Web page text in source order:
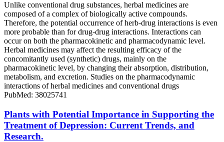
Unlike conventional drug substances, herbal medicines are
composed of a complex of biologically active compounds.
Therefore, the potential occurrence of herb-drug interactions is even
more probable than for drug-drug interactions. Interactions can
occur on both the pharmacokinetic and pharmacodynamic level.
Herbal medicines may affect the resulting efficacy of the
concomitantly used (synthetic) drugs, mainly on the
pharmacokinetic level, by changing their absorption, distribution,
metabolism, and excretion. Studies on the pharmacodynamic
interactions of herbal medicines and conventional drugs
PubMed: 38025741
Plants with Potential Importance in Supporting the
Treatment of Depression: Current Trends, and
Research.